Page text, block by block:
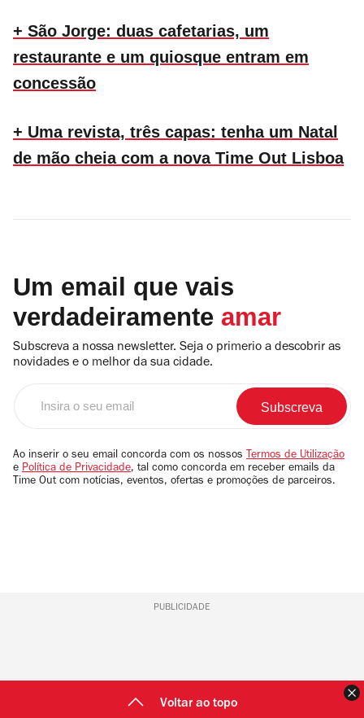
+ São Jorge: duas cafetarias, um
restaurante e um quiosque entram em
concessão
+ Uma revista, três capas: tenha um Natal
de mão cheia com a nova Time Out Lisboa
Um email que vais
verdadeiramente amar
Subscreva a nossa newsletter. Seja o primerio a descobrir as
novidades e o melhor da sua cidade.
email
Ao inserir o seu email concorda com os nossos Termos de Utilização
e Política de Privacidade, tal como concorda em receber emails da
Time Out com notícias, eventos, ofertas e promoções de parceiros.
PUBLICIDADE
Voltar ao topo